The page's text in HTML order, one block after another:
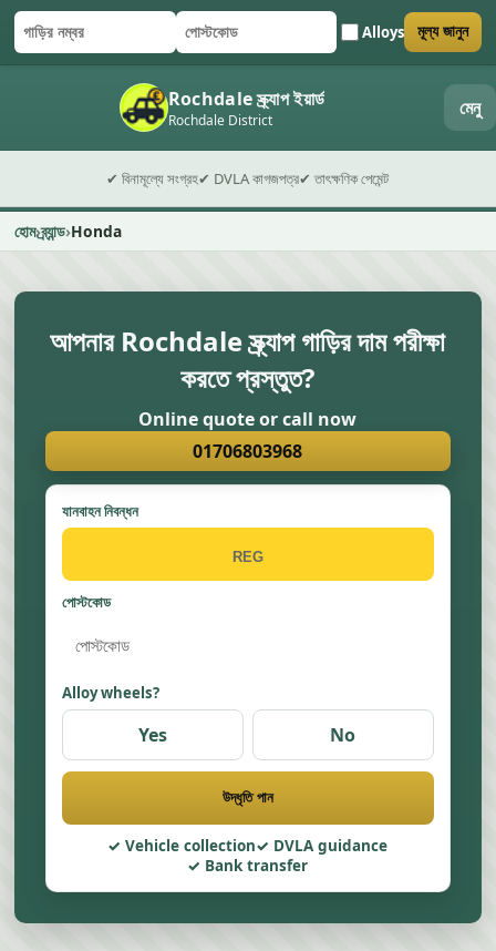
গাড়ির নম্বর
পোস্টকোড Alloys
ফর্ম জমা দিন মূল্য জানুন
Rochdale স্ক্র্যাপ ইয়ার্ড
Rochdale District মেনু
✔ বিনামূল্যে সংগ্রহ✔ DVLA কাগজপত্র✔ তাৎক্ষণিক পেমেন্ট
হোম ব্র্যান্ড Honda
আপনার Rochdale স্ক্র্যাপ গাড়ির দাম পরীক্ষা
করতে প্রস্তুত?
Online quote or call now
01706803968
যানবাহন নিবন্ধন
পোস্টকোড
Alloy wheels?
Yes No
উদ্ধৃতি পান
Vehicle collection
DVLA guidance
Bank transfer